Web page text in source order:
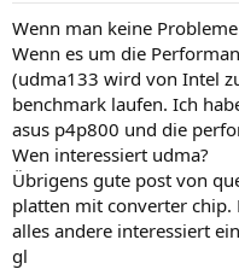
Wenn man keine
Wenn es um die
(udma133 wird von Intel
benchmark laufen. Ich
asus p4p800 und die
Wen interessiert udma?
Übrigens gute post von
platten mit converter chip.
alles andere interessiert
gl